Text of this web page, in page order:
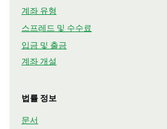
계좌 유형
스프레드 및 수수료
입금 및 출금
계좌 개설
법률 정보
문서